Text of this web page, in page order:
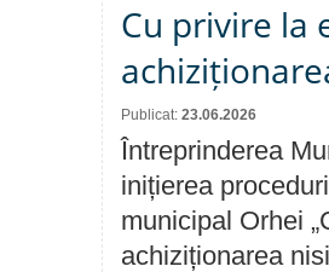
Cu privire la
Publicat: 23.06.2026
Întreprinderea
inițierea
municipal Orhei
achiziționarea